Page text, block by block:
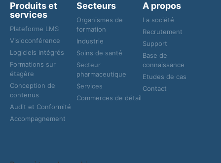
Produits et
services
Plateforme LMS
Visioconférence
Logiciels intégrés
Formations sur
étagère
Conception de
contenus
Audit et Conformité
Accompagnement
Secteurs
Organismes de
formation
Industrie
Soins de santé
Secteur
pharmaceutique
Services
Commerces de détail
A propos
La société
Recrutement
Support
Base de
connaissance
Etudes de cas
Contact